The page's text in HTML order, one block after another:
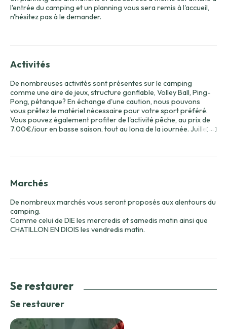
l'entrée du camping et un planning vous sera remis à l'accueil,
n'hésitez pas à le demander.
Activités
De nombreuses activités sont présentes sur le camping
comme une aire de jeux, structure gonflable, Volley Ball, Ping-
Pong, pétanque? En échange d'une caution, nous pouvons
vous prêtez le matériel nécessaire pour votre sport préféré.
Vous pouvez également profiter de l'activité pêche, au prix de
7.00€/jour en basse saison, tout au long de la journée. Juillet[ ... ]
Marchés
De nombreux marchés vous seront proposés aux alentours du
camping.
Comme celui de DIE les mercredis et samedis matin ainsi que
CHATILLON EN DIOIS les vendredis matin.
Se restaurer
Se restaurer